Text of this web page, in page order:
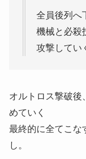
全員後列へ
機械と必殺
攻撃してい
オルトロス撃破後
めていく
最終的に全てこな
し。